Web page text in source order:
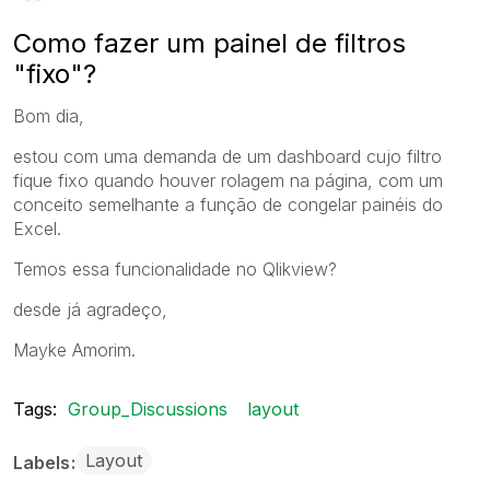
Como fazer um painel de filtros
"fixo"?
Bom dia,
estou com uma demanda de um dashboard cujo filtro
fique fixo quando houver rolagem na página, com um
conceito semelhante a função de congelar painéis do
Excel.
Temos essa funcionalidade no Qlikview?
desde já agradeço,
Mayke Amorim.
Tags: Group_Discussions layout
Labels Layout